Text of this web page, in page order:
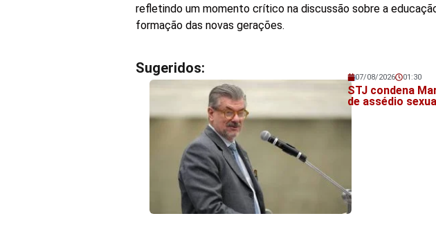
refletindo um momento crítico na discussão sobre a
formação das novas gerações.
Sugeridos:
Veja também!
07/08/2026 01:30
STJ condena
de assédio